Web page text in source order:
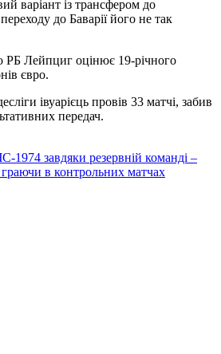
варіант із трансфером до
до Баварії його не так
РБ Лейпциг оцінює 19-річного
євро.
івуарієць провів 33 матчі, забив
передач.
завдяки резервній команді –
в контрольних матчах